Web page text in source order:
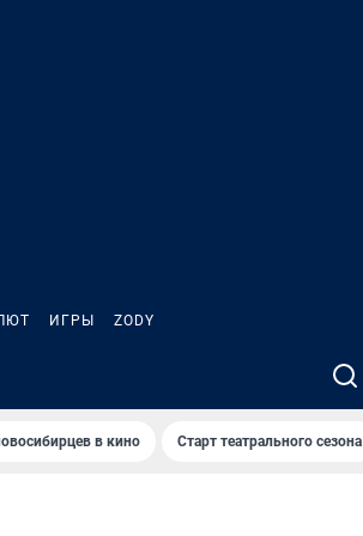
ИГРЫ ZODY
в кино Старт театрального сезона